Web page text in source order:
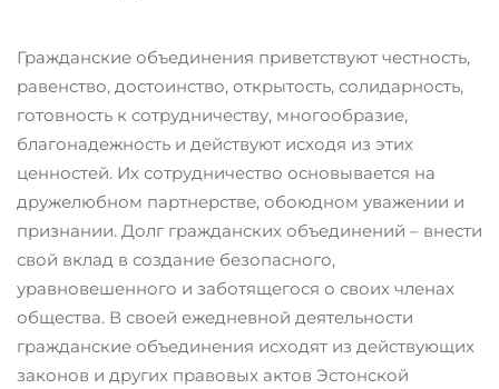
Гражданские объединения приветствуют честность,
равенство, достоинство, открытость, солидарность,
готовность к сотрудничеству, многообразие,
благонадежность и действуют исходя из этих
ценностей. Их сотрудничество основывается на
дружелюбном партнерстве, обоюдном уважении и
признании. Долг гражданских объединений – внести
свой вклад в создание безопасного,
уравновешенного и заботящегося о своих членах
общества. В своей ежедневной деятельности
гражданские объединения исходят из действующих
законов и других правовых актов Эстонской